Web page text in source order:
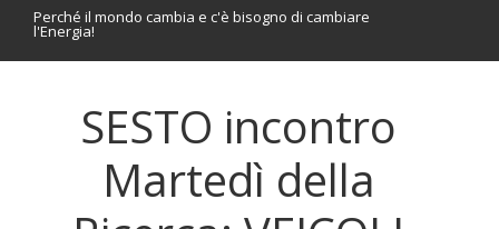
Perché il mondo cambia e c'è bisogno di cambiare
l'Energia!
About Us
The Association
SESTO incontro
Martedì della